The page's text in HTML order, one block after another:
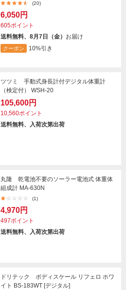
(20)
6,050円
605ポイント
送料無料、8月7日（金） お届け
クーポン 10%引き
ツツミ 手動式身長計付デジタル体重計
（検定付） WSH-20
105,600円
10,560ポイント
送料無料、入荷次第出荷
丸隆 乾電池不要のソーラー電池式 体重体
組成計 MA-630N
(1)
4,970円
497ポイント
送料無料、入荷次第出荷
ドリテック ボディスケール リフェロ ホワ
イト BS-183WT [デジタル]